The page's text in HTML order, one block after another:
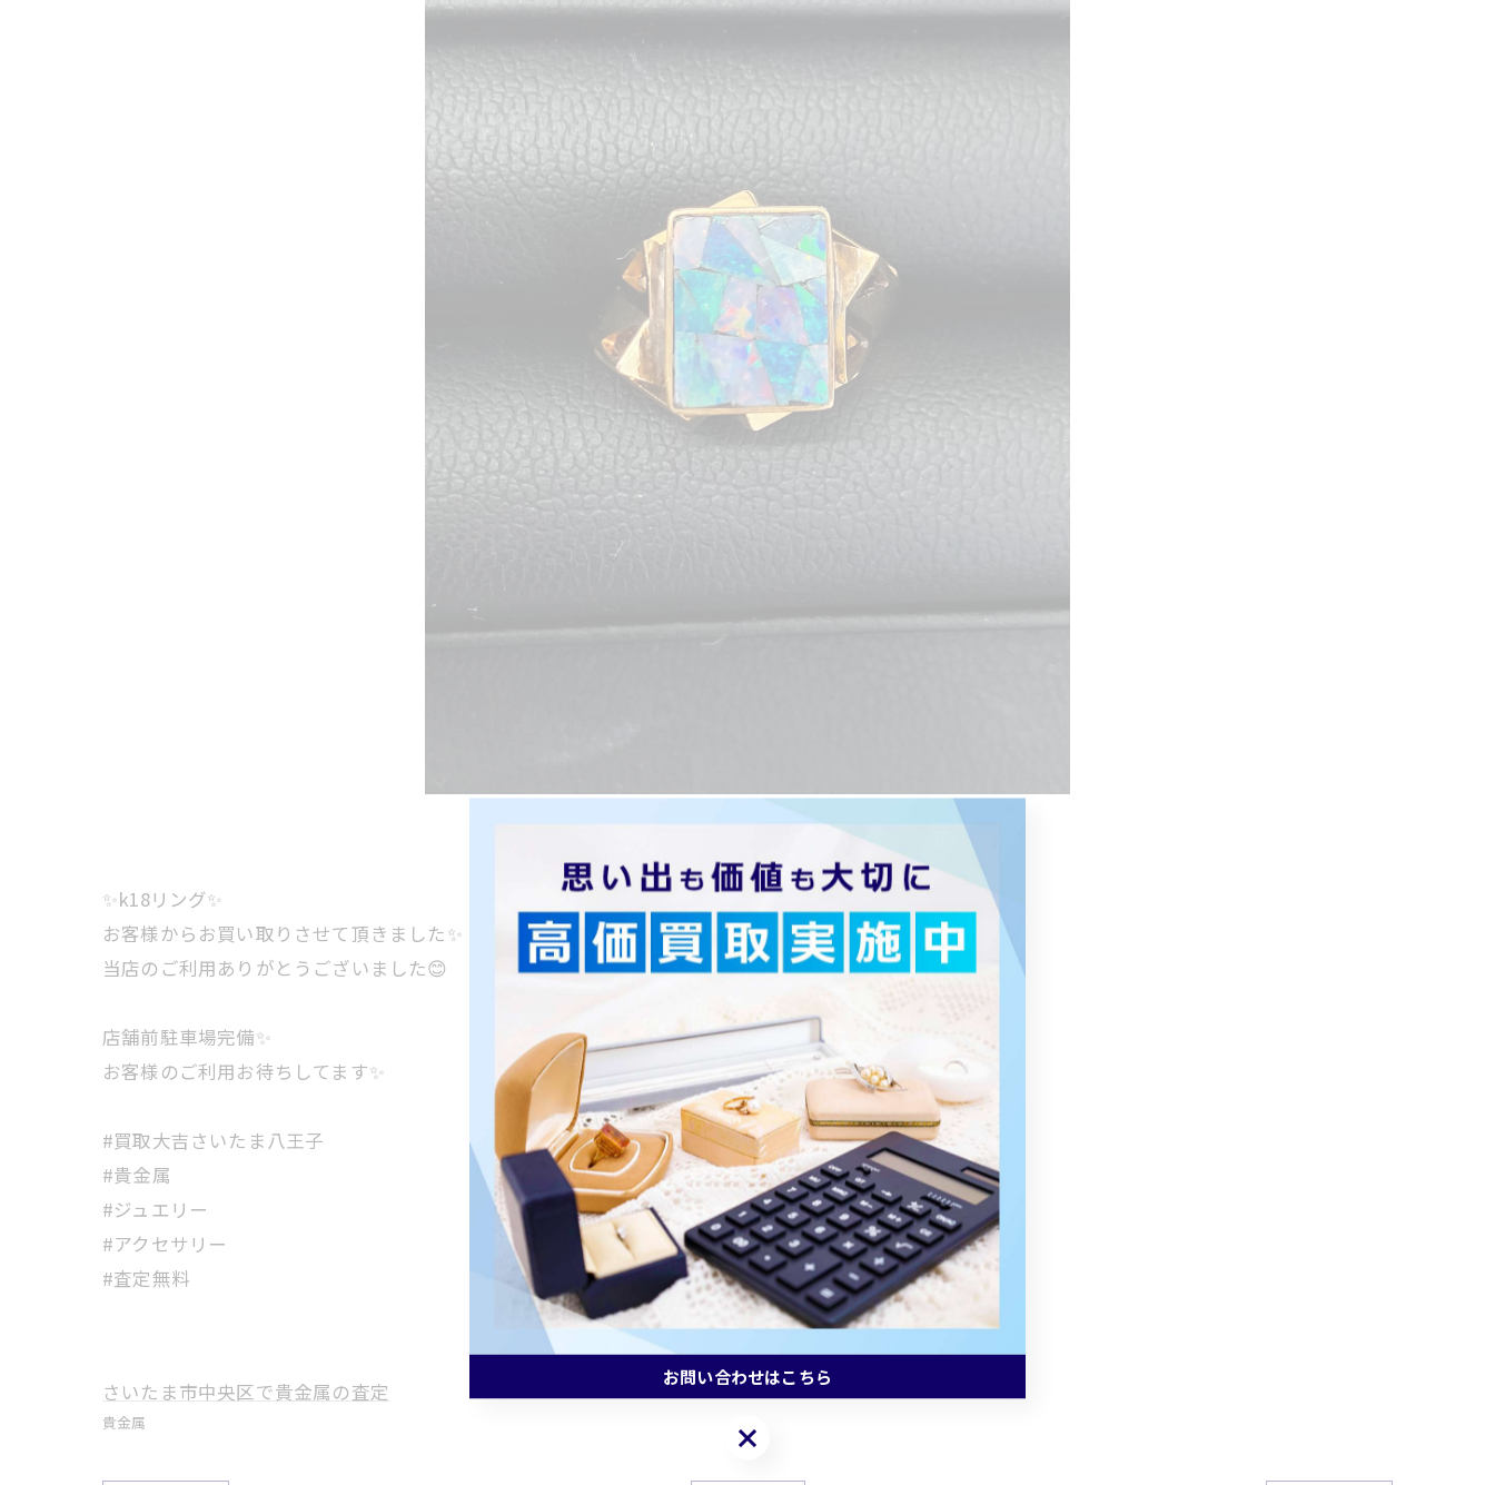
✨k18リング✨
お客様からお買い取りさせて頂きました✨
当店のご利用ありがとうございました😊
店舗前駐車場完備✨
お客様のご利用お待ちしてます✨
#買取大吉さいたま八王子
#貴金属
#ジュエリー
#アクセサリー
#査定無料
さいたま市中央区で貴金属の査定
貴金属 お問い合わせはこちら
お問い合わせはこちら